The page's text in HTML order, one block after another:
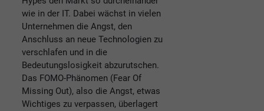
wie in der IT. Dabei wächst in vielen
Unternehmen die Angst, den
Anschluss an neue Technologien zu
verschlafen und in die
Bedeutungslosigkeit abzurutschen.
Das FOMO-Phänomen (Fear Of
Missing Out), also die Angst, etwas
Wichtiges zu verpassen, überlagert